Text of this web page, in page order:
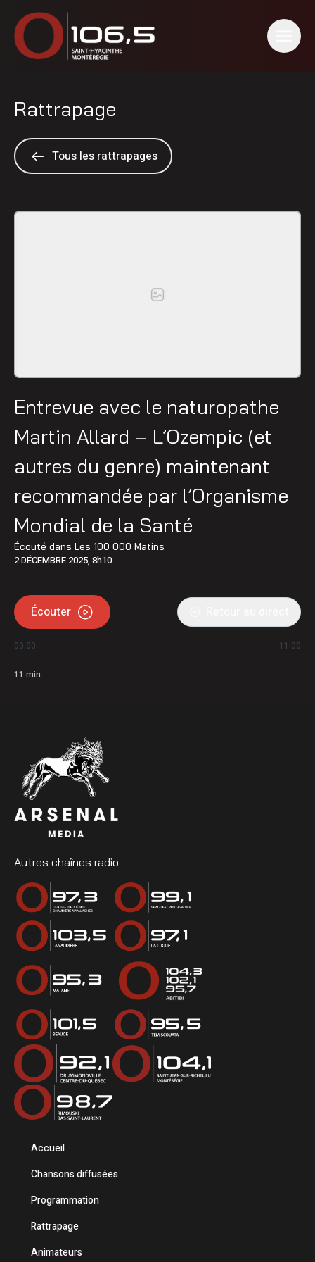
Rattrapage
Tous les rattrapages
Entrevue avec le naturopathe
Martin Allard – L’Ozempic (et
autres du genre) maintenant
recommandée par l’Organisme
Mondial de la Santé
Écouté dans Les 100 000 Matins
2 DÉCEMBRE 2025, 8h10
Écouter
00:00 11:00
11 min
Autres chaînes radio
Accueil
Chansons diffusées
Programmation
Rattrapage
Animateurs